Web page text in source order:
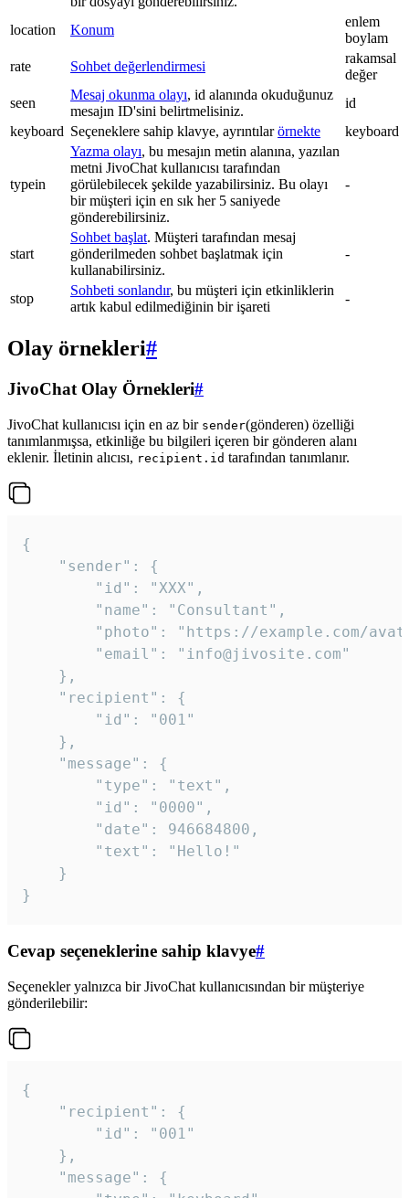
location Konum
enlem
boylam
rate
Sohbet değerlendirmesi
rakamsal
değer
seen
Mesaj okunma olayı, id alanında okuduğunuz
mesajın ID'sini belirtmelisiniz.
id
keyboard Seçeneklere sahip klavye, ayrıntılarörnekte keyboard
typein
Yazma olayı, bu mesajın metin alanına, yazılan
metni JivoChat kullanıcısı tarafından
görülebilecek şekilde yazabilirsiniz. Bu olayı
bir müşteri için en sık her 5 saniyede
gönderebilirsiniz.
-
start
Sohbet başlat. Müşteri tarafından mesaj
gönderilmeden sohbet başlatmak için
kullanabilirsiniz.
-
stop
Sohbeti sonlandır, bu müşteri için etkinliklerin
artık kabul edilmediğinin bir işareti
-
Olay örnekleri#
JivoChat Olay Örnekleri#
JivoChat kullanıcısı için en az bir sender(gönderen) özelliği
tanımlanmışsa, etkinliğe bu bilgileri içeren bir gönderen alanı
eklenir. İletinin alıcısı, recipient.id tarafından tanımlanır.
{
}
Cevap seçeneklerine sahip klavye#
Seçenekler yalnızca bir JivoChat kullanıcısından bir müşteriye
gönderilebilir:
{